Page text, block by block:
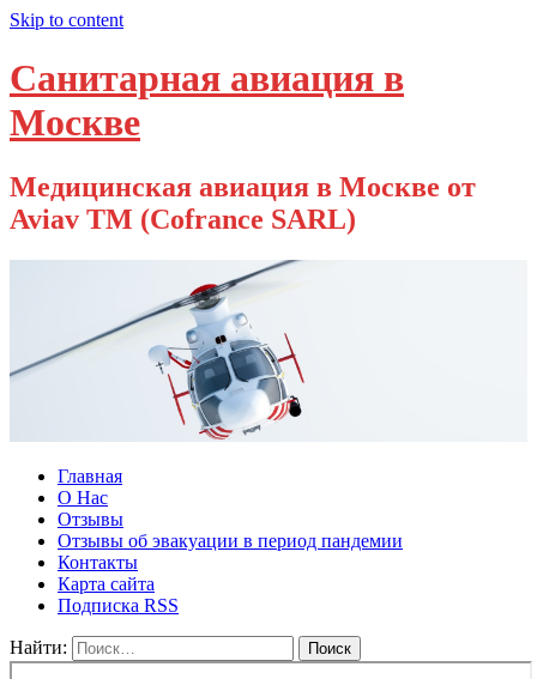
Skip to content
Санитарная авиация в
Москве
Медицинская авиация в Москве от
Aviav TM (Cofrance SARL)
Главная
О Нас
Отзывы
Отзывы об эвакуации в период пандемии
Контакты
Карта сайта
Подписка RSS
Найти: